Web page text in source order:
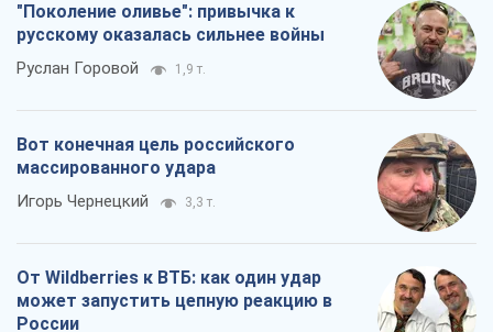
"Поколение оливье": привычка к
русскому оказалась сильнее войны
Руслан Горовой 1,9 т.
Вот конечная цель российского
массированного удара
Игорь Чернецкий 3,3 т.
От Wildberries к ВТБ: как один удар
может запустить цепную реакцию в
России